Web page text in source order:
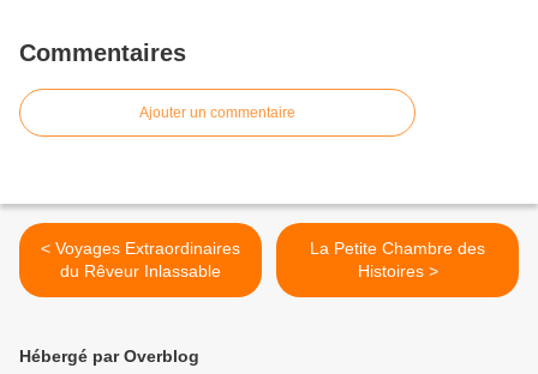
Commentaires
Ajouter un commentaire
< Voyages Extraordinaires
du Rêveur Inlassable
La Petite Chambre des
Histoires >
Hébergé par Overblog